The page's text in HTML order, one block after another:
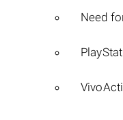
Need